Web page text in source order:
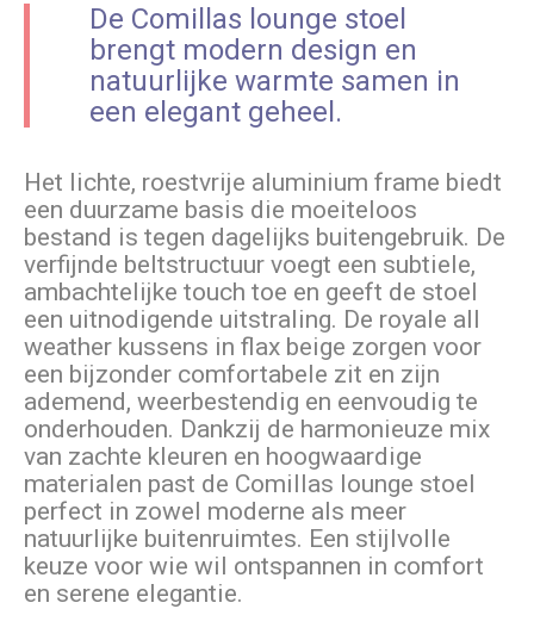
De Comillas lounge stoel
brengt modern design en
natuurlijke warmte samen in
een elegant geheel.
Het lichte, roestvrije aluminium frame biedt
een duurzame basis die moeiteloos
bestand is tegen dagelijks buitengebruik. De
verfijnde beltstructuur voegt een subtiele,
ambachtelijke touch toe en geeft de stoel
een uitnodigende uitstraling. De royale all
weather kussens in flax beige zorgen voor
een bijzonder comfortabele zit en zijn
ademend, weerbestendig en eenvoudig te
onderhouden. Dankzij de harmonieuze mix
van zachte kleuren en hoogwaardige
materialen past de Comillas lounge stoel
perfect in zowel moderne als meer
natuurlijke buitenruimtes. Een stijlvolle
keuze voor wie wil ontspannen in comfort
en serene elegantie.